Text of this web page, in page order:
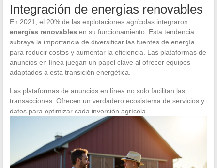
Integración de energías renovables
En 2021, el 20% de las explotaciones agrícolas integraron
energías renovables en su funcionamiento. Esta tendencia
subraya la importancia de diversificar las fuentes de energía
para reducir costos y aumentar la eficiencia. Las plataformas de
anuncios en línea juegan un papel clave al ofrecer equipos
adaptados a esta transición energética.
Las plataformas de anuncios en línea no solo facilitan las
transacciones. Ofrecen un verdadero ecosistema de servicios y
datos para optimizar cada inversión agrícola.